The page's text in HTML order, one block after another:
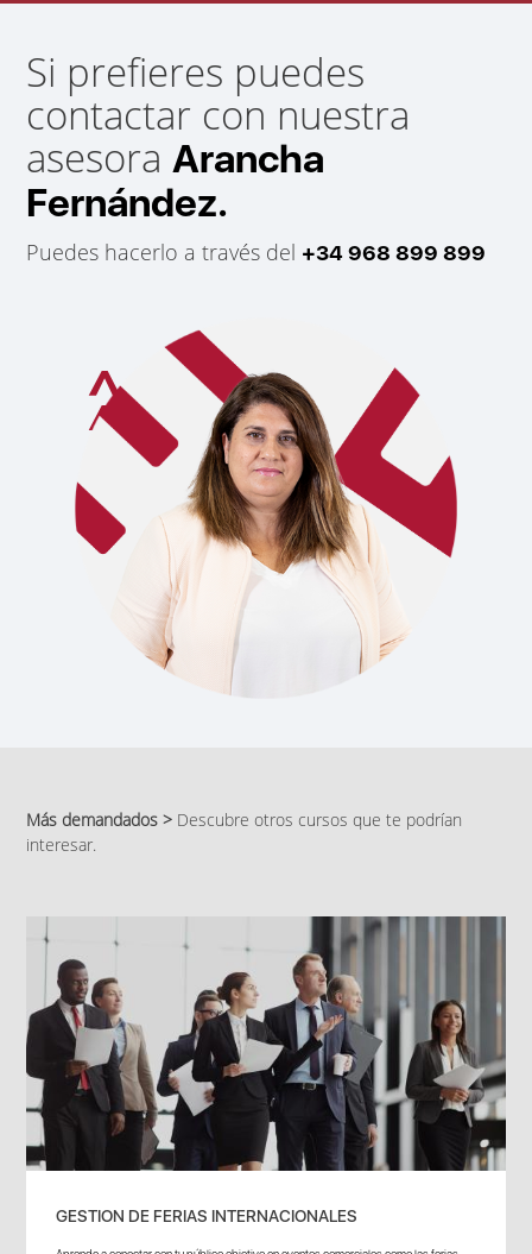
Si prefieres puedes
contactar con nuestra
asesoraArancha
Fernández.
Puedes hacerlo a través del +34 968 899 899
Más demandados > Descubre otros cursos que te podrían
interesar.
GESTION DE FERIAS INTERNACIONALES